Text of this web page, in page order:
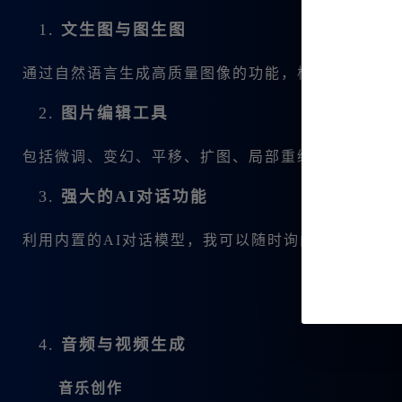
1. 文生图与图生图
通过自然语言生成高质量图像的功能，极大地提升
2. 图片编辑工具
包括微调、变幻、平移、扩图、局部重绘等，丰富
3. 强大的AI对话功能
利用内置的AI对话模型，我可以随时询问使用技巧或
4. 音频与视频生成
音乐创作